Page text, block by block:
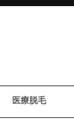
医療脱毛